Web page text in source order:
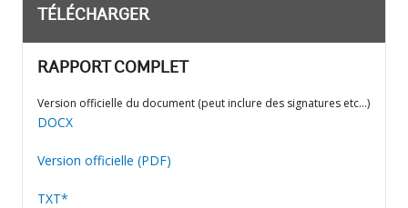
TÉLÉCHARGER
RAPPORT COMPLET
Version officielle du document (peut inclure des signatures etc…)
DOCX
Version officielle (PDF)
TXT*